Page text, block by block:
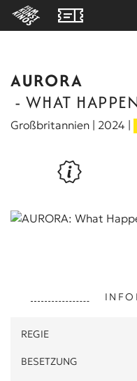
AURORA
- WHAT
Großbritannien | 2024 |
REGIE
BESETZUNG